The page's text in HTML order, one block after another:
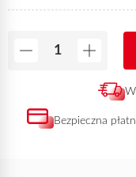
itp.Lutownicza lampa
Wmontowany
zapewnia
które w całości
prawie 1000 ton
zostać dostarczona w
Bezpieczna